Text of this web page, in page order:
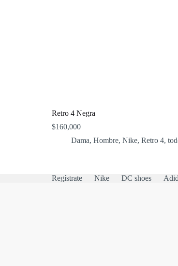
Retro 4 Negra
$160,000
Dama,Hombre,Nike,Retro 4,
Regístrate Nike DC shoes